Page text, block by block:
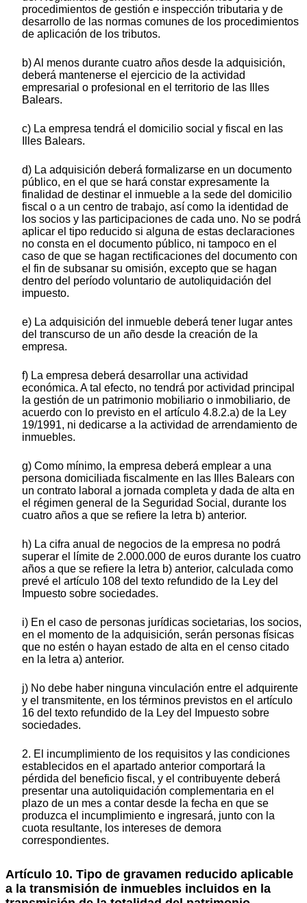
procedimientos de gestión e inspección tributaria y de
desarrollo de las normas comunes de los procedimientos
de aplicación de los tributos.
b) Al menos durante cuatro años desde la adquisición,
deberá mantenerse el ejercicio de la actividad
empresarial o profesional en el territorio de las Illes
Balears.
c) La empresa tendrá el domicilio social y fiscal en las
Illes Balears.
d) La adquisición deberá formalizarse en un documento
público, en el que se hará constar expresamente la
finalidad de destinar el inmueble a la sede del domicilio
fiscal o a un centro de trabajo, así como la identidad de
los socios y las participaciones de cada uno. No se podrá
aplicar el tipo reducido si alguna de estas declaraciones
no consta en el documento público, ni tampoco en el
caso de que se hagan rectificaciones del documento con
el fin de subsanar su omisión, excepto que se hagan
dentro del período voluntario de autoliquidación del
impuesto.
e) La adquisición del inmueble deberá tener lugar antes
del transcurso de un año desde la creación de la
empresa.
f) La empresa deberá desarrollar una actividad
económica. A tal efecto, no tendrá por actividad principal
la gestión de un patrimonio mobiliario o inmobiliario, de
acuerdo con lo previsto en el artículo 4.8.2.a) de la Ley
19/1991, ni dedicarse a la actividad de arrendamiento de
inmuebles.
g) Como mínimo, la empresa deberá emplear a una
persona domiciliada fiscalmente en las Illes Balears con
un contrato laboral a jornada completa y dada de alta en
el régimen general de la Seguridad Social, durante los
cuatro años a que se refiere la letra b) anterior.
h) La cifra anual de negocios de la empresa no podrá
superar el límite de 2.000.000 de euros durante los cuatro
años a que se refiere la letra b) anterior, calculada como
prevé el artículo 108 del texto refundido de la Ley del
Impuesto sobre sociedades.
i) En el caso de personas jurídicas societarias, los socios,
en el momento de la adquisición, serán personas físicas
que no estén o hayan estado de alta en el censo citado
en la letra a) anterior.
j) No debe haber ninguna vinculación entre el adquirente
y el transmitente, en los términos previstos en el artículo
16 del texto refundido de la Ley del Impuesto sobre
sociedades.
2. El incumplimiento de los requisitos y las condiciones
establecidos en el apartado anterior comportará la
pérdida del beneficio fiscal, y el contribuyente deberá
presentar una autoliquidación complementaria en el
plazo de un mes a contar desde la fecha en que se
produzca el incumplimiento e ingresará, junto con la
cuota resultante, los intereses de demora
correspondientes.
Artículo 10. Tipo de gravamen reducido aplicable
a la transmisión de inmuebles incluidos en la